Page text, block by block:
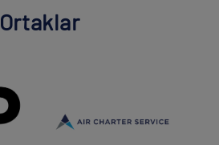
Ortaklar